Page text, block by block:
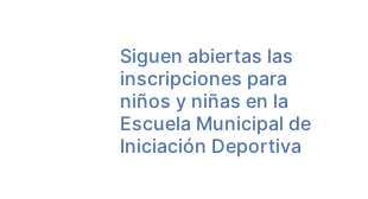
Siguen abiertas las
inscripciones para
niños y niñas en la
Escuela Municipal de
Iniciación Deportiva